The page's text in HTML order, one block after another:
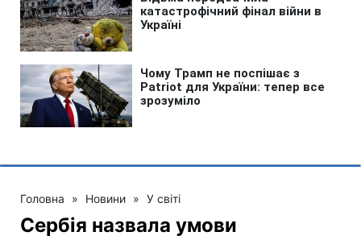
Головна » Новини » У світі
Сербія назвала умови